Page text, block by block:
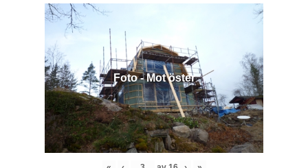
Foto - Mot öster